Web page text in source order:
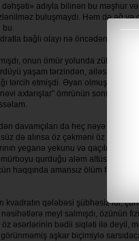
dəhşəti» adıyla bilinən bu məşhur
buluşmaydı. Həm də ağ və
bu.
bağlı olayı nə öncədən sezə,
onun ömür yolunda zühur
yaşam tərzindən, ailəsindən,
tərcih etmişdi. Əyan olmuş bu
axtarışlar” ömrünün sonunda
davam­çı­ları da heç nəyə nail
də alınsa öz çəkməni öz
yeganə yekunu və qaçılmaz
qurduğu aləm altüst
haqqında amansız ölüm
kvadratın qələbəsi şübhəsiz idi,
meyl salmışdı, özünün
əsərlərinin bədii siqləti ilə deyil,
aşkar biçimiy­lə